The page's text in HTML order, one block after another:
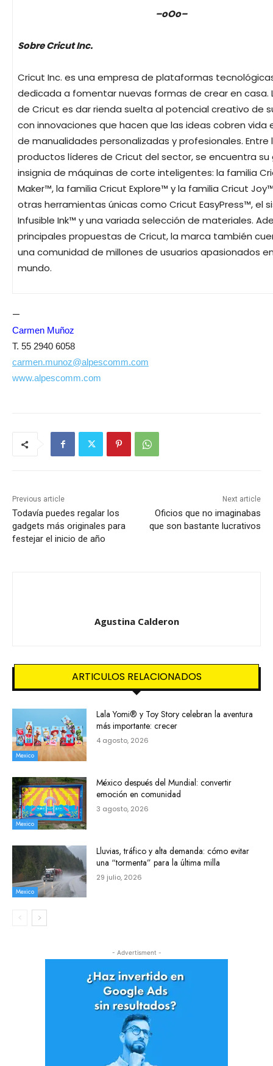
–oOo–
Sobre Cricut Inc.
Cricut Inc. es una empresa de plataformas
dedicada a fomentar nuevas formas de crear en casa.
de Cricut es dar rienda suelta al potencial creativo de
con innovaciones que hacen que las ideas cobren vida
de manualidades personalizadas y profesionales. Entre
productos líderes de Cricut del sector, se encuentra su
insignia de máquinas de corte inteligentes: la familia
Maker™, la familia Cricut Explore™ y la familia Cricut
otras herramientas únicas como Cricut EasyPress™, el
Infusible Ink™ y una variada selección de materiales.
principales propuestas de Cricut, la marca también
una comunidad de millones de usuarios apasionados
mundo.
—
Carmen Muñoz
T. 55 2940 6058
carmen.munoz@alpescomm.com
www.alpescomm.com
Previous article
Todavía puedes regalar los
gadgets más originales para
festejar el inicio de año
Next article
Oficios que no imaginabas
que son bastante lucrativos
Agustina Calderon
ARTICULOS RELACIONADOS
Mexico
Lala Yomi® y Toy Story celebran la aventura
más importante: crecer
4 agosto, 2026
Mexico
México después del Mundial: convertir
emoción en comunidad
3 agosto, 2026
Mexico
Lluvias, tráfico y alta demanda: cómo evitar
una “tormenta” para la última milla
29 julio, 2026
- Advertisment -